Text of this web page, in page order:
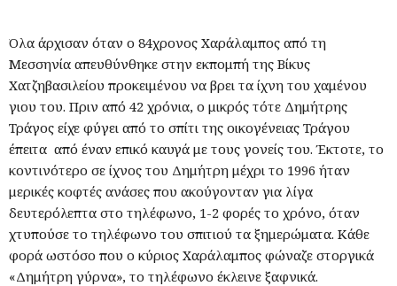
Όλα άρχισαν όταν ο 84χρονος Χαράλαμπος από τη
Μεσσηνία απευθύνθηκε στην εκπομπή της Βίκυς
Χατζηβασιλείου προκειμένου να βρει τα ίχνη του χαμένου
γιου του. Πριν από 42 χρόνια, ο μικρός τότε Δημήτρης
Τράγος είχε φύγει από το σπίτι της οικογένειας Τράγου
έπειτα από έναν επικό καυγά με τους γονείς του. Έκτοτε, το
κοντινότερο σε ίχνος του Δημήτρη μέχρι το 1996 ήταν
μερικές κοφτές ανάσες που ακούγονταν για λίγα
δευτερόλεπτα στο τηλέφωνο, 1-2 φορές το χρόνο, όταν
χτυπούσε το τηλέφωνο του σπιτιού τα ξημερώματα. Κάθε
φορά ωστόσο που ο κύριος Χαράλαμπος φώναζε στοργικά
«Δημήτρη γύρνα», το τηλέφωνο έκλεινε ξαφνικά.